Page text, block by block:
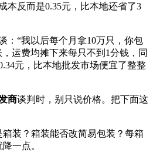
本反而是0.35元，比本地还省了3
：“我以后每个月拿10万只，你包
运费均摊下来每只不到1分钱，同
元，比本地批发市场便宜了整整
商谈判时，别只说价格。把下面这
箱装？箱装能否改简易包装？每箱
一点。